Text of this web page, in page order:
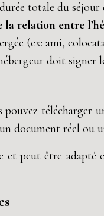
totale du séjour
relation entre
(ex: ami,
doit signer
télécharger
document réel ou
et peut être